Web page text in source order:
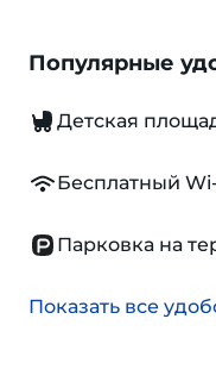
Популярные
Детская
Бесплатный
Парковка на
Показать все